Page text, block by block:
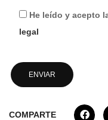
He leído y acepto
legal
COMPARTE